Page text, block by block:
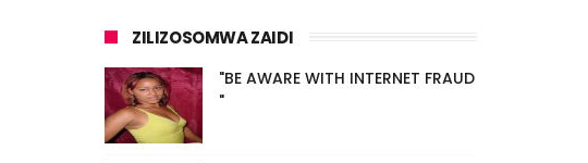
ZILIZOSOMWA ZAIDI
"BE AWARE WITH INTERNET FRAUD
"